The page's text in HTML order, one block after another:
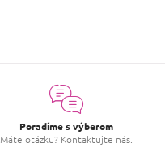
Poradíme s výberom
Máte otázku? Kontaktujte nás.